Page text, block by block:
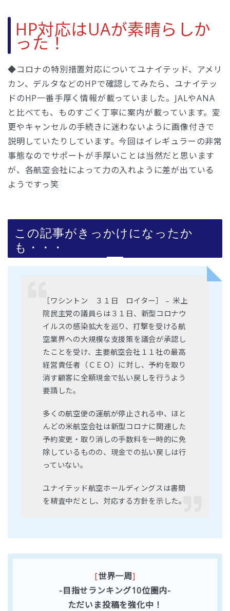
HP対応はUAが素晴らしか
った！
◆コロナの特別措置対応についてユナイテッド、アメリ
カン、デルタなどのHPで確認してみたら、ユナイテッ
ドのHP一番手厚く情報が載っていました。JALやANA
と比べても、ものすごく丁寧に案内が載っています。変
更やキャンセルの手続きに迷わないように画像付きで
説明していたりしています。今回はイレギュラーの非常
事態なのでサポートが手厚いことは当然だと思います
が、各航空会社によって力の入れように差が出ている
ようですっ笑
この記事がきっかけになったか
も・・・
［ワシントン ３１日 ロイター］ – 米上
院民主党の議員らは３１日、新型コロナウ
イルスの感染拡大を巡り、打撃を受ける航
空業界への大規模な支援策を議会が承認し
たことを受け、主要航空会社１１社の最高
経営責任者（ＣＥＯ）に対し、予約を取り
消す顧客に全額現金で払い戻しを行うよう
要請した。
多くの航空便の運航が停止される中、ほと
んどの米航空会社は新型コロナに関連した
予約変更・取り消しの手数料を一時的に免
除しているものの、現金での払い戻しは行
っていない。
ユナイテッド航空ホールディングスは書簡
を精査中だとし、対応する方針を示した。
[世界一周]
-目指せランキング10位圏内-
ただいま投稿を強化中！